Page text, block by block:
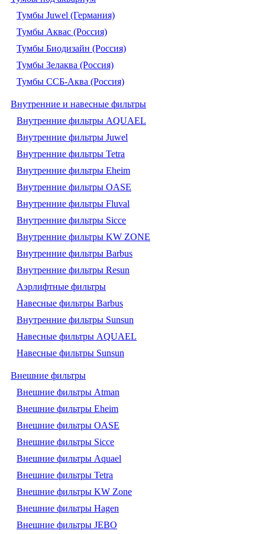
Тумбы Juwel (Германия)
Тумбы Аквас (Россия)
Тумбы Биодизайн (Россия)
Тумбы Зелаква (Россия)
Тумбы ССБ-Аква (Россия)
Внутренние и навесные фильтры
Внутренние фильтры AQUAEL
Внутренние фильтры Juwel
Внутренние фильтры Tetra
Внутренние фильтры Eheim
Внутренние фильтры OASE
Внутренние фильтры Fluval
Внутренние фильтры Sicce
Внутренние фильтры KW ZONE
Внутренние фильтры Barbus
Внутренние фильтры Resun
Аэрлифтные фильтры
Навесные фильтры Barbus
Внутренние фильтры Sunsun
Навесные фильтры AQUAEL
Навесные фильтры Sunsun
Внешние фильтры
Внешние фильтры Atman
Внешние фильтры Eheim
Внешние фильтры OASE
Внешние фильтры Sicce
Внешние фильтры Aquael
Внешние фильтры Tetra
Внешние фильтры KW Zone
Внешние фильтры Hagen
Внешние фильтры JEBO